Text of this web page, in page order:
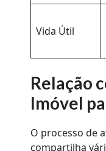
Vida Útil
Relação
Imóvel
O processo de
compartilha